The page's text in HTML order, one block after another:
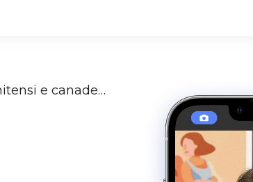
Confrontare i passaporti statunitensi e canadese: Cosa devi sapere